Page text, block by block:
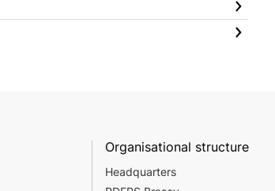
Organisational structure
Headquarters